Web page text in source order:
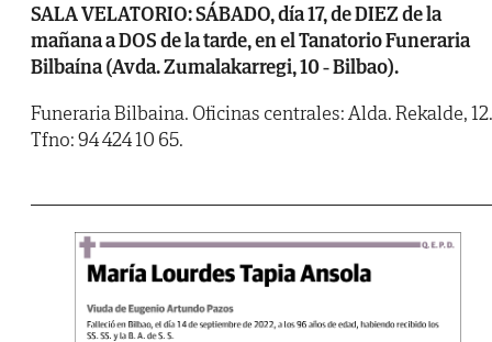
SALA VELATORIO: SÁBADO, día 17, de DIEZ de la
mañana a DOS de la tarde, en el Tanatorio Funeraria
Bilbaína (Avda. Zumalakarregi, 10 - Bilbao).
Funeraria Bilbaina. Oficinas centrales: Alda. Rekalde, 12.
Tfno: 94 424 10 65.